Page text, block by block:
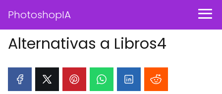
PhotoshopIA
Alternativas a Libros4